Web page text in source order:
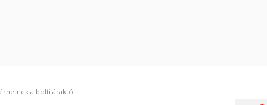
a bolti áraktól!